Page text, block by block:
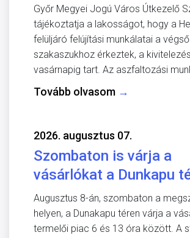
Győr Megyei Jogú Város Útkezelő
tájékoztatja a lakosságot, hogy a
felüljáró felújítási munkálatai a végső
szakaszukhoz érkeztek, a kivitelezés
vasárnapig tart. Az aszfaltozási
Tovább olvasom →
2026. augusztus 07.
Szombaton is várja a
vásárlókat a Dunkapu
Augusztus 8-án, szombaton a
helyen, a Dunakapu téren várja a
termelői piac 6 és 13 óra között. A